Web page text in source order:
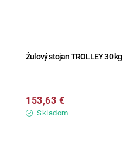
Žulový stojan TROLLEY 30 kg
Skladom
153,63 €